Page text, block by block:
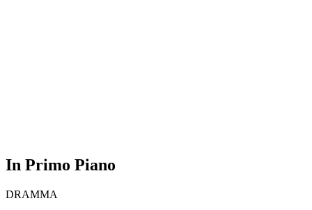
In Primo Piano
DRAMMA